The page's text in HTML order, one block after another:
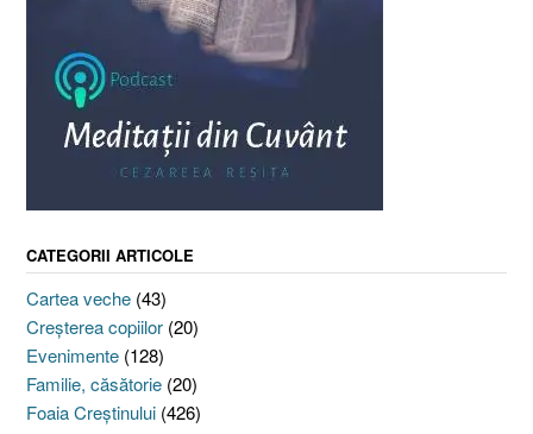
CATEGORII ARTICOLE
Cartea veche (43)
Creşterea copiilor (20)
Evenimente (128)
Familie, căsătorie (20)
Foaia Creştinului (426)